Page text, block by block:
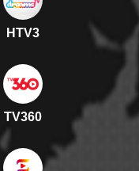
HTV3
TV360